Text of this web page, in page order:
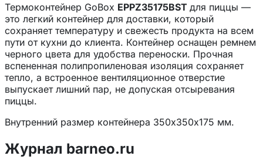
Термоконтейнер GoBox EPPZ35175BST для пиццы —
это легкий контейнер для доставки, который
сохраняет температуру и свежесть продукта на всем
пути от кухни до клиента. Контейнер оснащен ремнем
черного цвета для удобства переноски. Прочная
вспененная полипропиленовая изоляция сохраняет
тепло, а встроенное вентиляционное отверстие
выпускает лишний пар, не допуская отсыревания
пиццы.
Внутренний размер контейнера 350х350х175 мм.
Контейнер можно мыть в посудомоечной машине.
Журнал barneo.ru